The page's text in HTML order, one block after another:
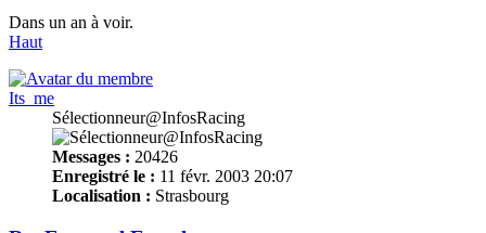
Dans un an à voir.
Haut
Its_me
Sélectionneur@InfosRacing
Messages : 20426
Enregistré le : 11 févr. 2003 20:07
Localisation : Strasbourg